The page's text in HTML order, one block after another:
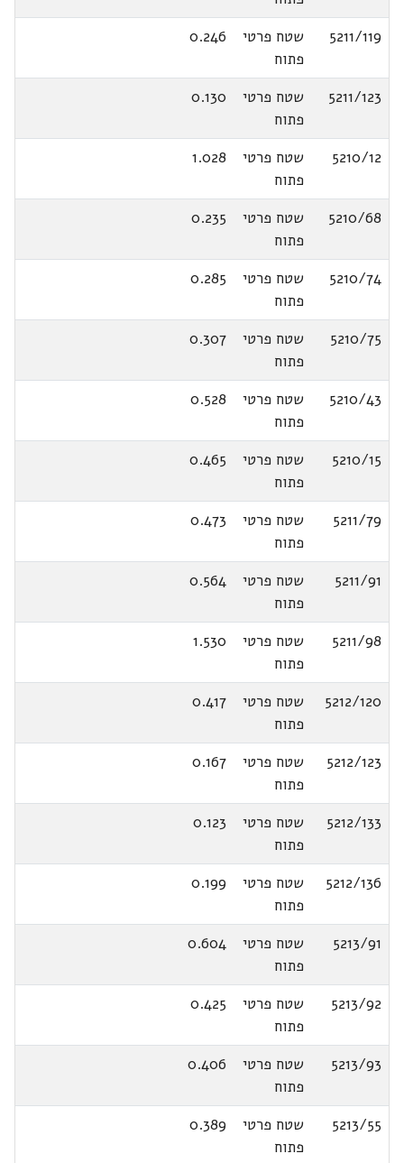
5211/119
שטח פרטי
פתוח
0.246
5211/123
שטח פרטי
פתוח
0.130
5210/12
שטח פרטי
פתוח
1.028
5210/68
שטח פרטי
פתוח
0.235
5210/74
שטח פרטי
פתוח
0.285
5210/75
שטח פרטי
פתוח
0.307
5210/43
שטח פרטי
פתוח
0.528
5210/15
שטח פרטי
פתוח
0.465
5211/79
שטח פרטי
פתוח
0.473
5211/91
שטח פרטי
פתוח
0.564
5211/98
שטח פרטי
פתוח
1.530
5212/120
שטח פרטי
פתוח
0.417
5212/123
שטח פרטי
פתוח
0.167
5212/133
שטח פרטי
פתוח
0.123
5212/136
שטח פרטי
פתוח
0.199
5213/91
שטח פרטי
פתוח
0.604
5213/92
שטח פרטי
פתוח
0.425
5213/93
שטח פרטי
פתוח
0.406
5213/55
שטח פרטי
פתוח
0.389